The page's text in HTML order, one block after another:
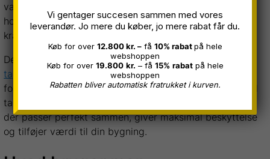
vandskader. Vi sikrer, at vores tagrender er både
holdbare og effektive, designet til at håndtere selv
kraftige regnskyl.
Derudover omfatter vores sortiment af
taginddækninger
, der er nøje udvalgt og designet for at
forhindre lækager og forlænge levetiden af dit tag. Med
tagløsninger fra Profil Tech er du garanteret produkter,
der passer perfekt sammen, giver maksimal beskyttelse
og tilføjer værdi til din bygning.
Vi gentager succesen sammen med vores
leverandør. Jo mere du køber, jo mere rabat får du.
Køb for over 12.800 kr. –få 10% rabatpå hele
webshoppen
Køb for over 19.800 kr. – få 15% rabatpå hele
webshoppen
Rabatten bliver automatisk fratrukket i kurven.